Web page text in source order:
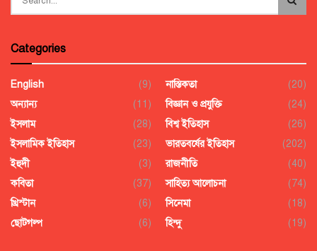
Categories
English
(9)
অন্যান্য
(11)
ইসলাম
(28)
ইসলামিক ইতিহাস
(23)
ইহুদী
(3)
কবিতা
(37)
খ্রিস্টান
(6)
ছোটগল্প
(6)
নাস্তিকতা
(20)
বিজ্ঞান ও প্রযুক্তি
(24)
বিশ্ব ইতিহাস
(26)
ভারতবর্ষের ইতিহাস
(202)
রাজনীতি
(40)
সাহিত্য আলোচনা
(74)
সিনেমা
(18)
হিন্দু
(19)